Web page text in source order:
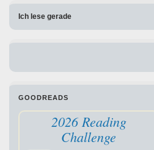
Ich lese gerade
GOODREADS
2026 Reading
Challenge